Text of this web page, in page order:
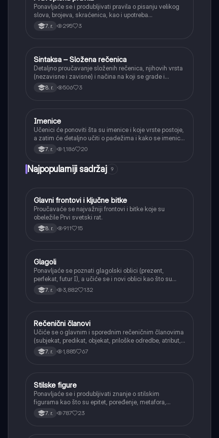
Ponavljaće se i produbljivati pravila o pisanju velikog
slova, brojeva, skraćenica, kao i upotreba
interpunkcije, sa posebnim fokusom na zarez u
složenoj rečenici.
7. r. 295 3
Srpski jezik
Sintaksa – Složena rečenica
Detaljno proučavanje složenih rečenica, njihovih vrsta
(nezavisne i zavisne) i načina na koji se grade i
povezuju.
8. r. 506 3
Srpski jezik
Imenice
Učenici će ponoviti šta su imenice i koje vrste postoje,
a zatim će detaljno učiti o padežima i kako se imenice
menjaju da bi pokazale svoju ulogu u rečenici.
7. r. 1,186 20
Najpopularniji sadržaj 9
Istorija
Glavni frontovi i ključne bitke
Proučavaće se najvažniji frontovi i bitke koje su
obeležile Prvi svetski rat.
8. r. 911 15
Srpski jezik
Glagoli
Ponavljaće se poznati glagolski oblici (prezent,
perfekat, futur I), a učiće se i novi oblici kao što su
aorist, imperfekat, pluskvamperfekat, futur II, kao i
glagolski prilozi i pridevi.
7. r. 3,882 132
Srpski jezik
Rečenični članovi
Učiće se o glavnim i sporednim rečeničnim članovima
(subjekat, predikat, objekat, priloške odredbe, atribut,
apozicija) i njihovoj funkciji.
7. r. 1,885 67
Srpski jezik
Stilske figure
Ponavljaće se i produbljivati znanje o stilskim
figurama kao što su epitet, poređenje, metafora,
personifikacija, hiperbola, onomatopeja, aliteracija i
asonanca, razumevajući njihovu ulogu u tekstu.
7. r. 787 23